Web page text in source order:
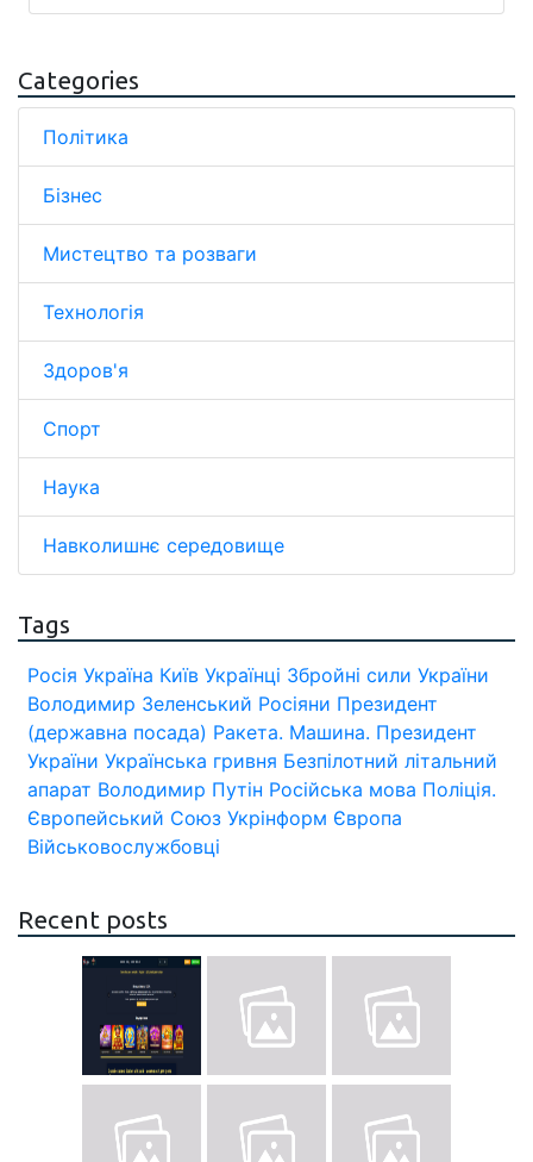
Categories
Політика
Бізнес
Мистецтво та розваги
Технологія
Здоров'я
Спорт
Наука
Навколишнє середовище
Tags
Росія Україна Київ Українці Збройні сили України
Володимир Зеленський Росіяни Президент
(державна посада) Ракета. Машина. Президент
України Українська гривня Безпілотний літальний
апарат Володимир Путін Російська мова Поліція.
Європейський Союз Укрінформ Європа
Військовослужбовці
Recent posts